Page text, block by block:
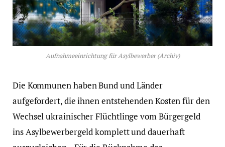
Aufnahmeeinrichtung für Asylbewerber (Archiv)
Die Kommunen haben Bund und Länder
aufgefordert, die ihnen entstehenden Kosten für den
Wechsel ukrainischer Flüchtlinge vom Bürgergeld
ins Asylbewerbergeld komplett und dauerhaft